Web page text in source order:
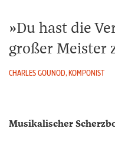
Du hast die
großer Meister
CHARLES GOUNOD, KOMPONIST
Musikalischer